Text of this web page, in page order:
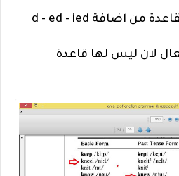
هو كل فعل يشذ عن القاعدة من اضافة d - ed - ied
لان ليس لها قاعدة